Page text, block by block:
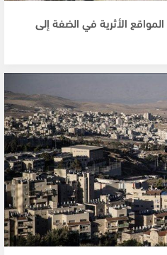
الأثرية في الضفة إلى